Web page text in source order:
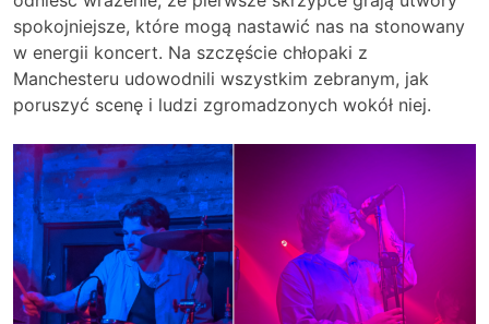
spokojniejsze, które mogą nastawić nas na stonowany
w energii koncert. Na szczęście chłopaki z
Manchesteru udowodnili wszystkim zebranym, jak
poruszyć scenę i ludzi zgromadzonych wokół niej.